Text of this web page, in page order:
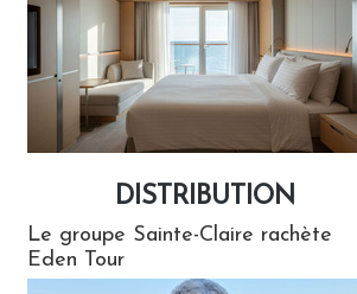
DISTRIBUTION
Le groupe Sainte-Claire rachète
Eden Tour